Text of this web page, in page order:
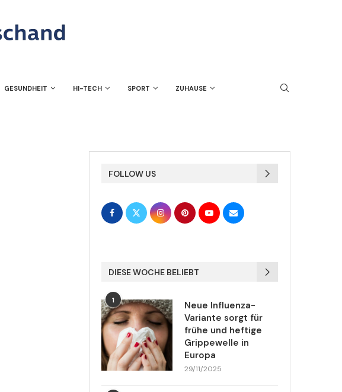
GESUNDHEIT HI-TECH SPORT ZUHAUSE
FOLLOW US
DIESE WOCHE BELIEBT
1
Neue Influenza-
Variante sorgt für
frühe und heftige
Grippewelle in
Europa
29/11/2025